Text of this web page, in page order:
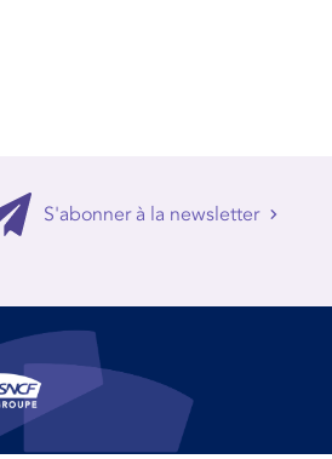
S'abonner à la newsletter